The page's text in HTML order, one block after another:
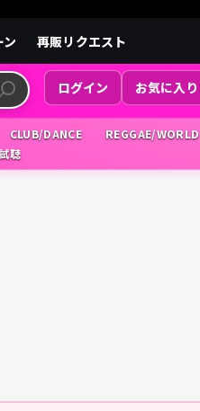
ン 再販リクエスト
ログイン お気に入り
CLUB/DANCE REGGAE/WORLD
聴